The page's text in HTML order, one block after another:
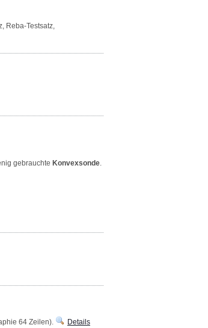
Reba-Testsatz,
gebrauchte Konvexsonde
64 Zeilen). Details